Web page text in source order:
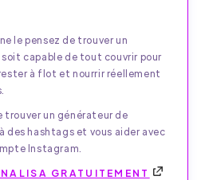
le pensez de trouver un
capable de tout couvrir pour
à flot et nourrir réellement
un générateur de
des hashtags et vous aider avec
Instagram.
GRATUITEMENT